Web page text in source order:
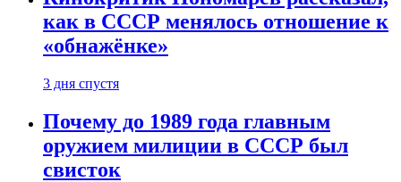
как в СССР менялось отношение к
«обнажёнке»
3 дня спустя
Почему до 1989 года главным
оружием милиции в СССР был
свисток